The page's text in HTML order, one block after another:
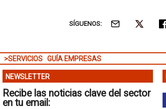
SÍGUENOS:
>SERVICIOS GUÍA EMPRESAS
NEWSLETTER
Recibe las noticias clave del sector
en tu email: